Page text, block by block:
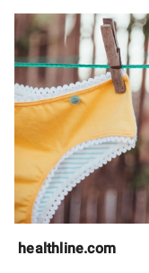
healthline.com